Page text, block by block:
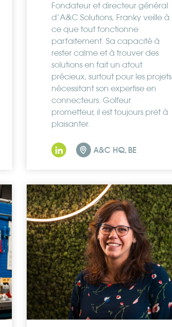
Fondateur et directeur général
d’A&C Solutions, Franky veille à
ce que tout fonctionne
parfaitement. Sa capacité à
rester calme et à trouver des
solutions en fait un atout
précieux, surtout pour les projets
nécessitant son expertise en
connecteurs. Golfeur
prometteur, il est toujours prêt à
plaisanter.
A&C HQ, BE